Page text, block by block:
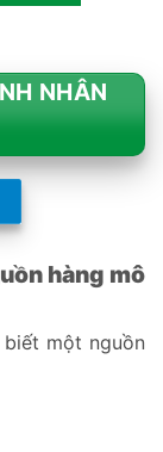
NHÂN
hàng mô
một nguồn